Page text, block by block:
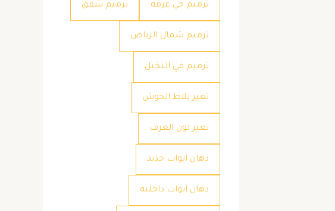
ترميم حي عرقه ترميم شقق
ترميم شمال الرياض
ترميم في النخيل
تغير بلاط الحوش
تغير لون الغرف
دهان ابواب حديد
دهان ابواب داخليه